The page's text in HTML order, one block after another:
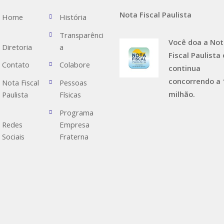
Home História
Diretoria
Transparênci
a
Contato
Colabore
Nota Fiscal
Paulista
Pessoas
Físicas
Redes
Sociais
Programa
Empresa
Fraterna
Nota Fiscal Paulista
Você doa a
Fiscal Paulista
continua
concorrendo a
milhão.